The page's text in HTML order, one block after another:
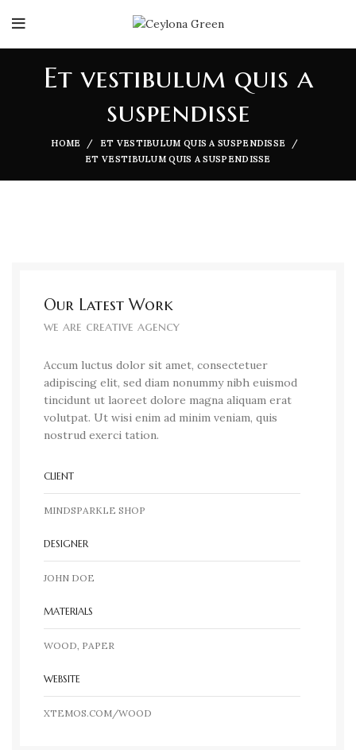
Et vestibulum quis a
suspendisse
HOME
ET VESTIBULUM QUIS A SUSPENDISSE
ET VESTIBULUM QUIS A SUSPENDISSE
Our Latest Work
we are creative agency
Accum luctus dolor sit amet, consectetuer
adipiscing elit, sed diam nonummy nibh euismod
tincidunt ut laoreet dolore magna aliquam erat
volutpat. Ut wisi enim ad minim veniam, quis
nostrud exerci tation.
CLIENT
MINDSPARKLE SHOP
DESIGNER
JOHN DOE
MATERIALS
WOOD, PAPER
WEBSITE
XTEMOS.COM/WOOD